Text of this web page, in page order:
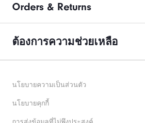
Orders & Returns
ต้องการความช่วยเหลือ
นโยบายความเป็นส่วนตัว
นโยบายคุกกี้